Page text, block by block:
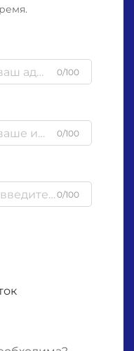
0/100
0/100
0/100